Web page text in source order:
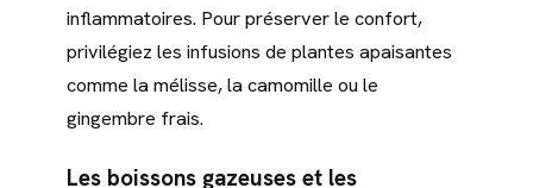
inflammatoires. Pour préserver le confort,
privilégiez les infusions de plantes apaisantes
comme la mélisse, la camomille ou le
gingembre frais.
Les boissons gazeuses et les